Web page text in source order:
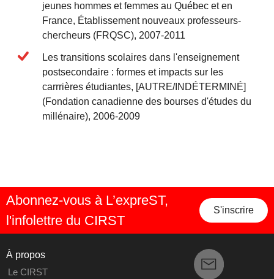
jeunes hommes et femmes au Québec et en
France, Établissement nouveaux professeurs-
chercheurs (FRQSC), 2007-2011
Les transitions scolaires dans l'enseignement
postsecondaire : formes et impacts sur les
carrrières étudiantes, [AUTRE/INDÉTERMINÉ]
(Fondation canadienne des bourses d'études du
millénaire), 2006-2009
Abonnez-vous à L’expreST,
l'infolettre du CIRST
S'inscrire
À propos
Le CIRST